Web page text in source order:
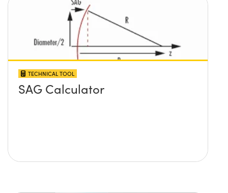
TECHNICAL TOOL
SAG Calculator